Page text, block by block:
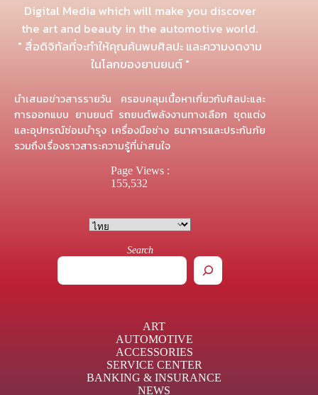
Digital Media which will make you discover
the art and beauty in the automotive world.
" สื่อดิจิทัลที่จะทำให้คุณค้นพบศิลปะ และความงดงาม
ในโลกของยานยนต์ "
นำเสนอข่าวสารรายวัน ครอบคลุมเนื้อหาเกี่ยวกับศิลปะและ
การออกแบบ ยานยนต์ รถยนต์พลังงานทางเลือก ชุดแต่ง
และอุปกรณ์ซ่อมบำรุง เครื่องมือช่าง ธนาคารและประกันภัย
รวมถึงเรื่องราวสาระความรู้ที่น่าสนใจ
Page Views :
155,532
Search
ART
AUTOMOTIVE
ACCESSORIES
SERVICE CENTER
BANKING & INSURANCE
NEWS